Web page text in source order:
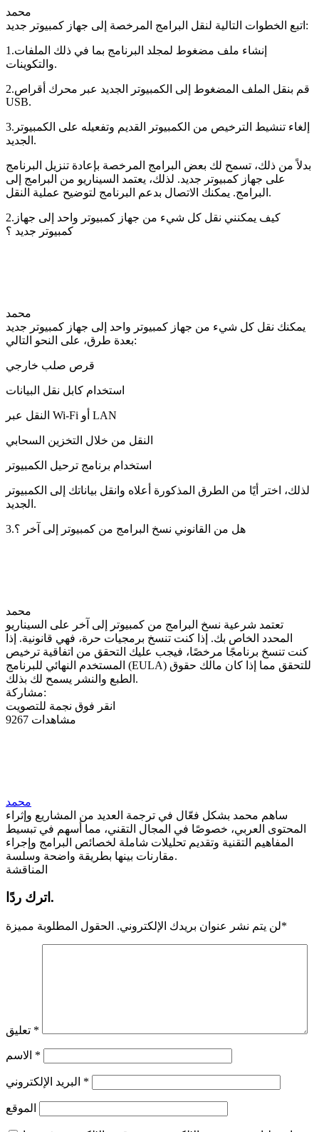
محمد
اتبع الخطوات التالية لنقل البرامج المرخصة إلى جهاز كمبيوتر جديد:
1.إنشاء ملف مضغوط لمجلد البرنامج بما في ذلك الملفات
والتكوينات.
2.قم بنقل الملف المضغوط إلى الكمبيوتر الجديد عبر محرك أقراص
USB.
3.إلغاء تنشيط الترخيص من الكمبيوتر القديم وتفعيله على الكمبيوتر
الجديد.
بدلاً من ذلك، تسمح لك بعض البرامج المرخصة بإعادة تنزيل البرنامج
على جهاز كمبيوتر جديد. لذلك، يعتمد السيناريو من البرامج إلى
البرامج. يمكنك الاتصال بدعم البرنامج لتوضيح عملية النقل.
2.كيف يمكنني نقل كل شيء من جهاز كمبيوتر واحد إلى جهاز
كمبيوتر جديد ؟
محمد
يمكنك نقل كل شيء من جهاز كمبيوتر واحد إلى جهاز كمبيوتر جديد
بعدة طرق، على النحو التالي:
قرص صلب خارجي
استخدام كابل نقل البيانات
النقل عبر Wi-Fi أو LAN
النقل من خلال التخزين السحابي
استخدام برنامج ترحيل الكمبيوتر
لذلك، اختر أيًا من الطرق المذكورة أعلاه وانقل بياناتك إلى الكمبيوتر
الجديد.
3.هل من القانوني نسخ البرامج من كمبيوتر إلى آخر ؟
محمد
تعتمد شرعية نسخ البرامج من كمبيوتر إلى آخر على السيناريو
المحدد الخاص بك. إذا كنت تنسخ برمجيات حرة، فهي قانونية. إذا
كنت تنسخ برنامجًا مرخصًا، فيجب عليك التحقق من اتفاقية ترخيص
المستخدم النهائي للبرنامج (EULA) للتحقق مما إذا كان مالك حقوق
الطبع والنشر يسمح لك بذلك.
مشاركة:
انقر فوق نجمة للتصويت
9267 مشاهدات
محمد
ساهم محمد بشكل فعّال في ترجمة العديد من المشاريع وإثراء
المحتوى العربي، خصوصًا في المجال التقني، مما أسهم في تبسيط
المفاهيم التقنية وتقديم تحليلات شاملة لخصائص البرامج وإجراء
مقارنات بينها بطريقة واضحة وسلسة.
المناقشة
اترك ردًا.
لن يتم نشر عنوان بريدك الإلكتروني. الحقول المطلوبة مميزة *
*
*
*
الموقع